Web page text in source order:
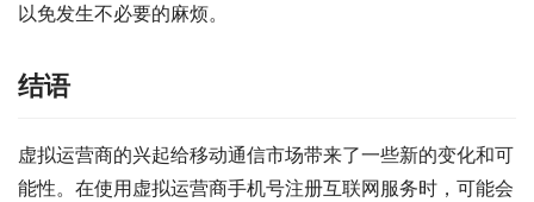
以免发生不必要的麻烦。
结语
虚拟运营商的兴起给移动通信市场带来了一些新的变化和可
能性。在使用虚拟运营商手机号注册互联网服务时，可能会